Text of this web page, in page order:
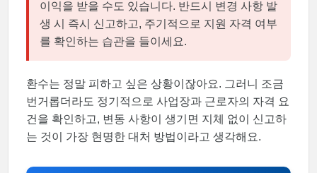
이익을 받을 수도 있습니다. 반드시 변경 사항 발
생 시 즉시 신고하고, 주기적으로 지원 자격 여부
를 확인하는 습관을 들이세요.
환수는 정말 피하고 싶은 상황이잖아요. 그러니 조금
번거롭더라도 정기적으로 사업장과 근로자의 자격 요
건을 확인하고, 변동 사항이 생기면 지체 없이 신고하
는 것이 가장 현명한 대처 방법이라고 생각해요.